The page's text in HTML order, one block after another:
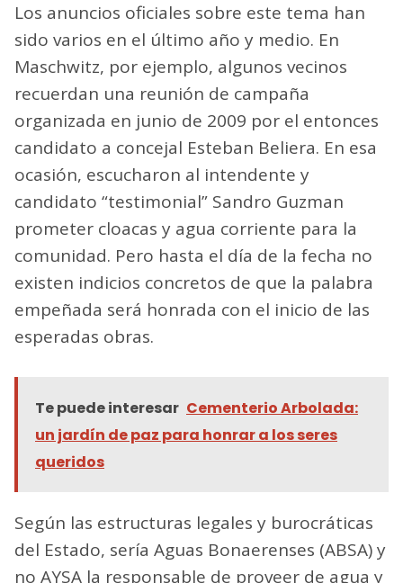
Los anuncios oficiales sobre este tema han
sido varios en el último año y medio. En
Maschwitz, por ejemplo, algunos vecinos
recuerdan una reunión de campaña
organizada en junio de 2009 por el entonces
candidato a concejal Esteban Beliera. En esa
ocasión, escucharon al intendente y
candidato “testimonial” Sandro Guzman
prometer cloacas y agua corriente para la
comunidad. Pero hasta el día de la fecha no
existen indicios concretos de que la palabra
empeñada será honrada con el inicio de las
esperadas obras.
Te puede interesar Cementerio Arbolada:
un jardín de paz para honrar a los seres
queridos
Según las estructuras legales y burocráticas
del Estado, sería Aguas Bonaerenses (ABSA) y
no AYSA la responsable de proveer de agua y